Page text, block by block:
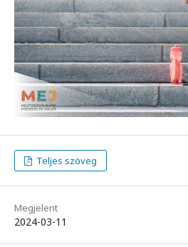
Teljes szöveg
Megjelent
2024-03-11